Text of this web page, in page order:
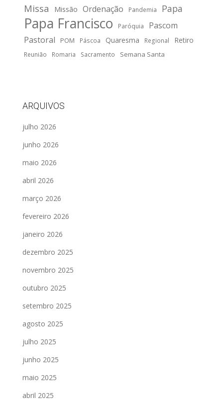
Missa Missão Ordenação Pandemia Papa
Papa Francisco Paróquia
Pascom
Pastoral
POM Páscoa Quaresma Regional Retiro
Reunião Romaria Sacramento Semana Santa
ARQUIVOS
julho 2026
junho 2026
maio 2026
abril 2026
março 2026
fevereiro 2026
janeiro 2026
dezembro 2025
novembro 2025
outubro 2025
setembro 2025
agosto 2025
julho 2025
junho 2025
maio 2025
abril 2025